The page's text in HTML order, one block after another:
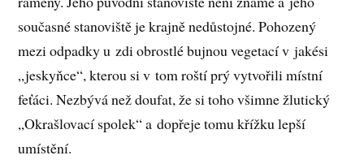
současné stanoviště je krajně nedůstojné. Pohozený
mezi odpadky u zdi obrostlé bujnou vegetací v jakési
„jeskyňce“, kterou si v tom roští prý vytvořili místní
feťáci. Nezbývá než doufat, že si toho všimne žlutický
„Okrašlovací spolek“ a dopřeje tomu křížku lepší
umístění.